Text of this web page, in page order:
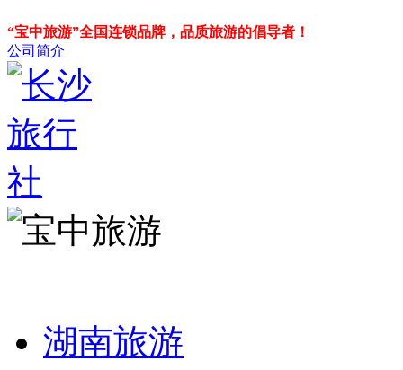
“宝中旅游”全国连锁品牌，品质旅游的倡导者！
公司简介
湖南旅游